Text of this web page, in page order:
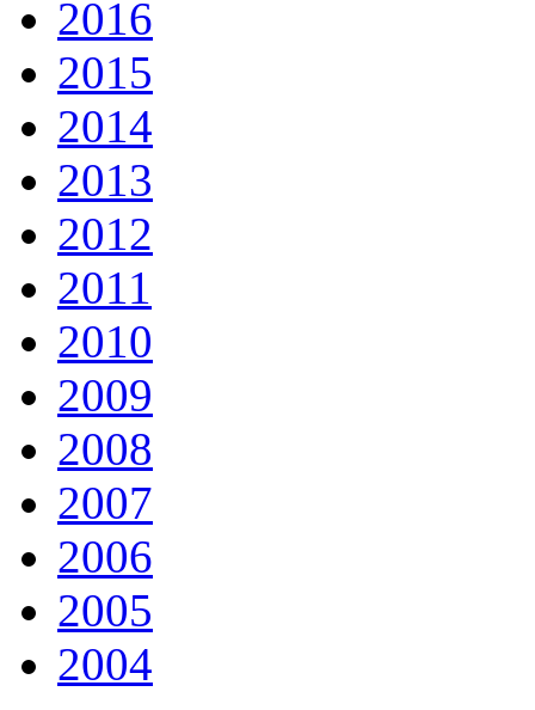
2016
2015
2014
2013
2012
2011
2010
2009
2008
2007
2006
2005
2004